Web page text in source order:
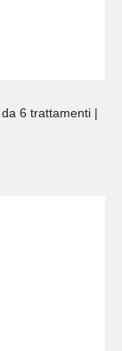
6 trattamenti |